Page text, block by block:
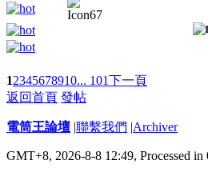
12345678910... 101下一頁
返回首頁 發帖
電筒王論壇 |聯繫我們 |Archiver
GMT+8, 2026-8-8 12:49, Processed in